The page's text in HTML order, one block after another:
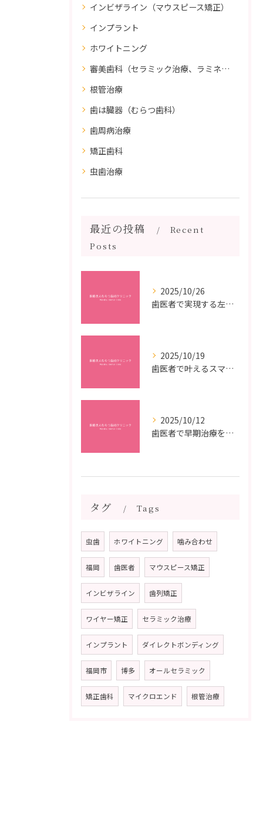
インビザライン（マウスピース矯正）
インプラント
ホワイトニング
審美歯科（セラミック治療、ラミネートべニア、ダイレクトボンディング）
根管治療
歯は臓器（むらつ歯科）
歯周病治療
矯正歯科
虫歯治療
最近の投稿
Recent
Posts
2025/10/26
歯医者で実現する左右対称治療のポイントと矯正治療選びの疑問解決ガイド
2025/10/19
歯医者で叶えるスマイルメイクオーバーなら福岡県福岡市博多区博多駅前の最新矯正治療解説
2025/10/12
歯医者で早期治療を受けるメリットと虫歯悪化を防ぐ最短ステップ
タグ Tags
虫歯 ホワイトニング 噛み合わせ
福岡 歯医者 マウスピース矯正
インビザライン 歯列矯正
ワイヤー矯正 セラミック治療
インプラント ダイレクトボンディング
福岡市 博多 オールセラミック
矯正歯科 マイクロエンド 根管治療